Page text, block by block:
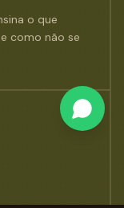
o que
como não se